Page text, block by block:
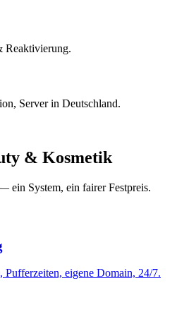
Reaktivierung.
Server in Deutschland.
& Kosmetik
ein System, ein fairer Festpreis.
Pufferzeiten, eigene Domain, 24/7.